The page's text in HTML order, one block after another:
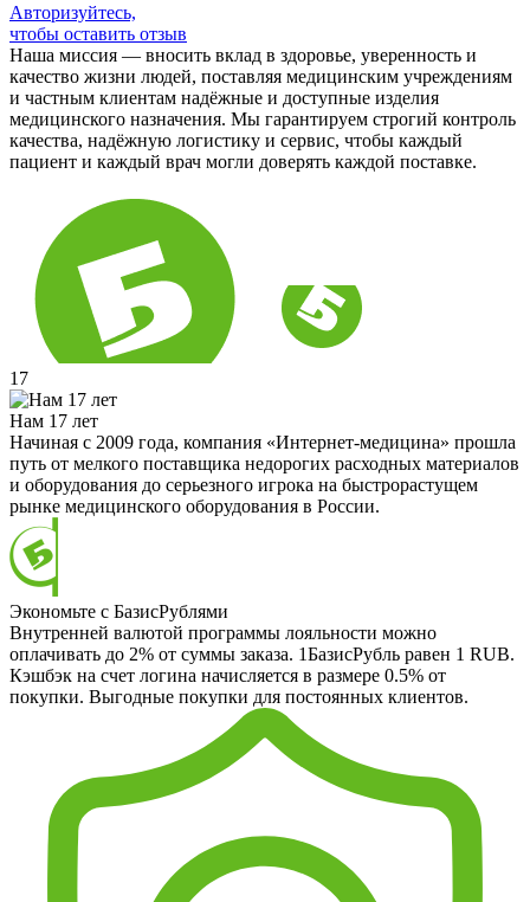
Авторизуйтесь,
чтобы оставить отзыв
Наша миссия — вносить вклад в здоровье, уверенность и
качество жизни людей, поставляя медицинским учреждениям
и частным клиентам надёжные и доступные изделия
медицинского назначения. Мы гарантируем строгий контроль
качества, надёжную логистику и сервис, чтобы каждый
пациент и каждый врач могли доверять каждой поставке.
17
Нам 17 лет
Начиная с 2009 года, компания «Интернет-медицина» прошла
путь от мелкого поставщика недорогих расходных материалов
и оборудования до серьезного игрока на быстрорастущем
рынке медицинского оборудования в России.
Экономьте с БазисРублями
Внутренней валютой программы лояльности можно
оплачивать до 2% от суммы заказа. 1БазисРубль равен 1 RUB.
Кэшбэк на счет логина начисляется в размере 0.5% от
покупки. Выгодные покупки для постоянных клиентов.